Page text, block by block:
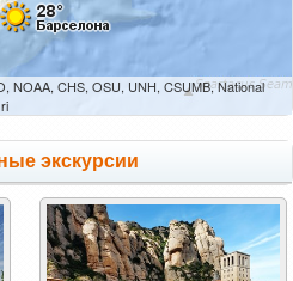
CHS, OSU, UNH, CSUMB, National
экскурсии